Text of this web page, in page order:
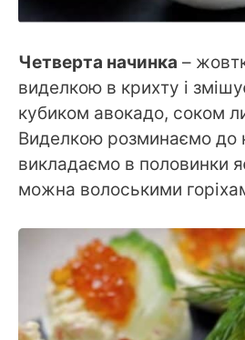
Четверта начинка –
виделкою в крихту і
кубиком авокадо, соком
Виделкою розминаємо до
викладаємо в половинки
можна волоськими